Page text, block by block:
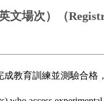
文場次）（
教育訓練並測驗合格